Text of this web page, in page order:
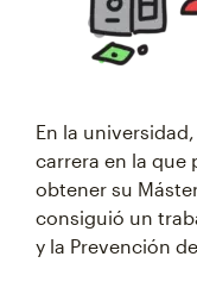
En la
carrera en la que
obtener su
consiguió un
y la Prevención